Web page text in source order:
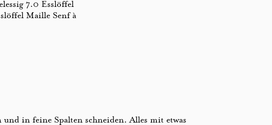
7.0 Esslöffel
Maille Senf à
in feine Spalten schneiden. Alles mit etwas